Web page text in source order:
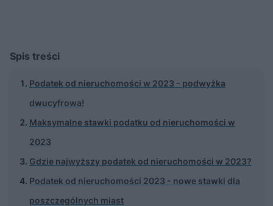
Spis treści
Podatek od nieruchomości w 2023 - podwyżka
dwucyfrowa!
Maksymalne stawki podatku od nieruchomości w
2023
Gdzie najwyższy podatek od nieruchomości w 2023?
Podatek od nieruchomości 2023 - nowe stawki dla
poszczególnych miast